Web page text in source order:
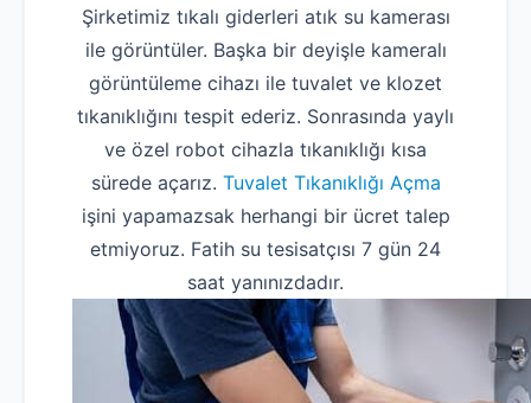
Şirketimiz tıkalı giderleri atık su kamerası
ile görüntüler. Başka bir deyişle kameralı
görüntüleme cihazı ile tuvalet ve klozet
tıkanıklığını tespit ederiz. Sonrasında yaylı
ve özel robot cihazla tıkanıklığı kısa
sürede açarız. Tuvalet Tıkanıklığı Açma
işini yapamazsak herhangi bir ücret talep
etmiyoruz. Fatih su tesisatçısı 7 gün 24
saat yanınızdadır.